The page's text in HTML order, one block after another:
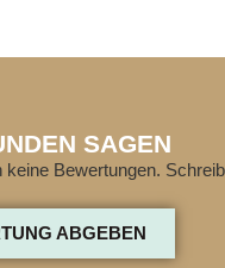
SAGEN
keine Bewertungen.
ABGEBEN